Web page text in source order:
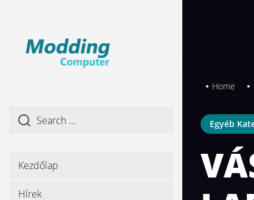
Kezdőlap
Hírek
Home
Egyéb